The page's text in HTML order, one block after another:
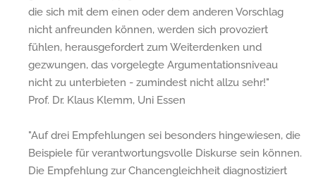
die sich mit dem einen oder dem anderen Vorschlag
nicht anfreunden können, werden sich provoziert
fühlen, herausgefordert zum Weiterdenken und
gezwungen, das vorgelegte Argumentationsniveau
nicht zu unterbieten - zumindest nicht allzu sehr!"
Prof. Dr. Klaus Klemm, Uni Essen
"Auf drei Empfehlungen sei besonders hingewiesen, die
Beispiele für verantwortungsvolle Diskurse sein können.
Die Empfehlung zur Chancengleichheit diagnostiziert